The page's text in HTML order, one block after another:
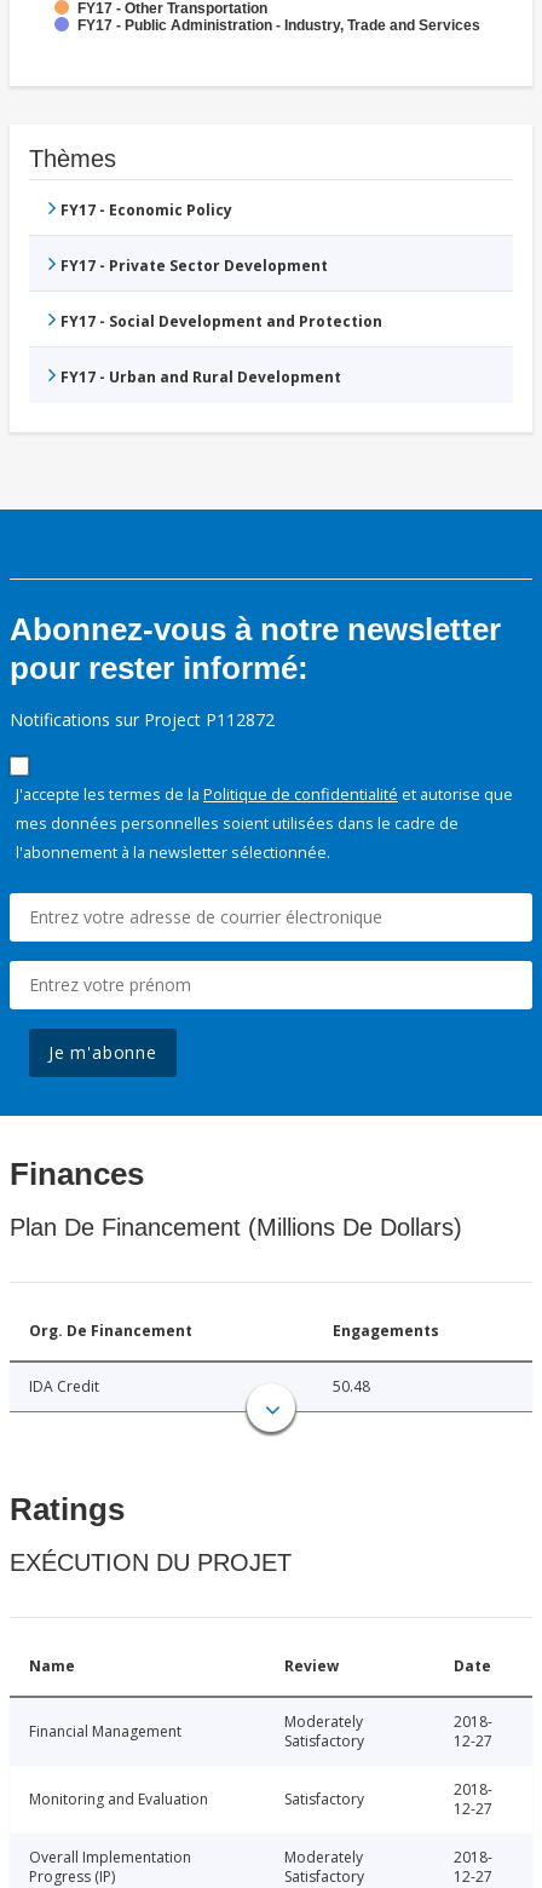
FY17 - Other Transportation
FY17 - Public Administration - Industry, Trade and Services
Thèmes
FY17 - Economic Policy
FY17 - Private Sector Development
FY17 - Social Development and Protection
FY17 - Urban and Rural Development
Abonnez-vous à notre newsletter
pour rester informé:
Notifications sur Project P112872
J'accepte les termes de la Politique de confidentialité et autorise que
mes données personnelles soient utilisées dans le cadre de
l'abonnement à la newsletter sélectionnée.
Je m'abonne
Finances
Plan De Financement (Millions De Dollars)
Org. De Financement Engagements
IDA Credit 50.48
Ratings
EXÉCUTION DU PROJET
Name Review Date
Financial Management
Moderately
Satisfactory
2018-
12-27
Monitoring and Evaluation Satisfactory
2018-
12-27
Overall Implementation
Progress (IP)
Moderately
Satisfactory
2018-
12-27